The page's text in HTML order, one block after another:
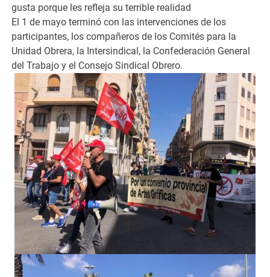
gusta porque les refleja su terrible realidad
El 1 de mayo terminó con las intervenciones de los
participantes, los compañeros de los Comités para la
Unidad Obrera, la Intersindical, la Confederación General
del Trabajo y el Consejo Sindical Obrero.